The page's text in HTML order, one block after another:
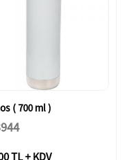
( 700 ml )
TL + KDV